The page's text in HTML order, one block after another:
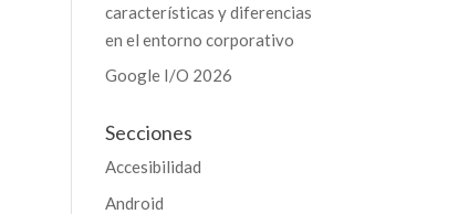
características y diferencias
en el entorno corporativo
Google I/O 2026
Secciones
Accesibilidad
Android